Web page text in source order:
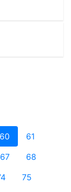
60
61
67
68
75